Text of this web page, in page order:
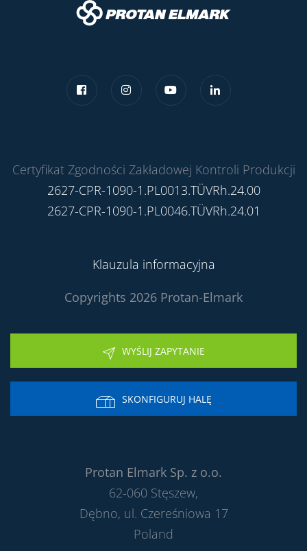
Certyfikat Zgodności Zakładowej Kontroli Produkcji
2627-CPR-1090-1.PL0013.TÜVRh.24.00
2627-CPR-1090-1.PL0046.TÜVRh.24.01
Klauzula informacyjna
Copyrights 2026 Protan-Elmark
WYŚLIJ ZAPYTANIE
SKONFIGURUJ HALĘ
Protan Elmark Sp. z o.o.
62-060 Stęszew,
Dębno, ul. Czereśniowa 17
Poland